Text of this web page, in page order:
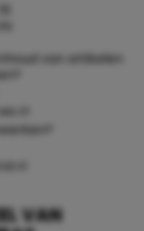
VAN
van artikelen